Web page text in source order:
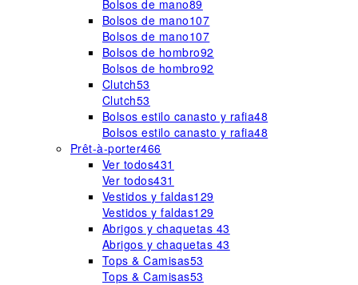
Bolsos de mano89
Bolsos de mano107
Bolsos de mano107
Bolsos de hombro92
Bolsos de hombro92
Clutch53
Clutch53
Bolsos estilo canasto y rafia48
Bolsos estilo canasto y rafia48
Prêt-à-porter466
Ver todos431
Ver todos431
Vestidos y faldas129
Vestidos y faldas129
Abrigos y chaquetas 43
Abrigos y chaquetas 43
Tops & Camisas53
Tops & Camisas53